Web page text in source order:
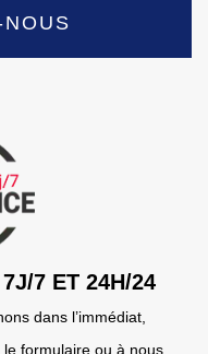
7 ET 24H/24
dans l’immédiat,
le formulaire ou à nous